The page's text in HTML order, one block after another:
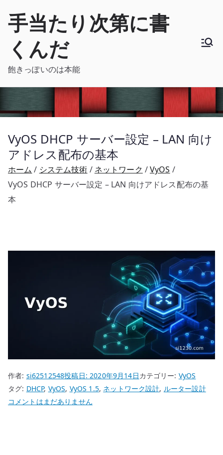
手当たり次第に書
くんだ
飽きっぽいのは本能
VyOS DHCP サーバー設定 – LAN 向け
アドレス配布の基本
ホーム システム技術 ネットワーク
VyOS
VyOS DHCP サーバー設定 – LAN 向けアドレス配布の基
本
作者: si62512548投稿日:2020年9月14日カテゴリー: VyOS
タグ: DHCP, VyOS, VyOS 1.5, ネットワーク設計, ルーター設計
VyOS
コメントはまだありません